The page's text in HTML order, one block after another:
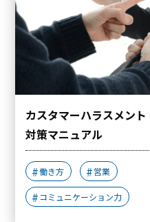
カスタマーハラスメン
対策マニュアル
働き方 営業
コミュニケーション力